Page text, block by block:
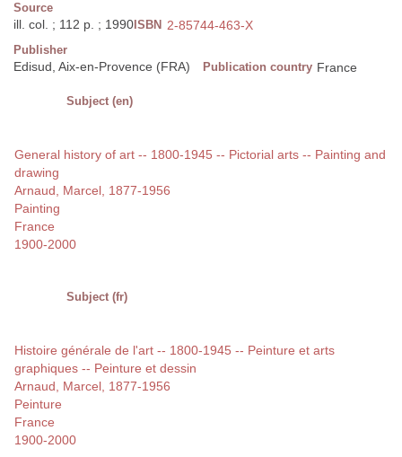
Source
ill. col. ; 112 p. ; 1990 ISBN 2-85744-463-X
Publisher
Edisud, Aix-en-Provence (FRA) Publication country France
Subject (en)
General history of art -- 1800-1945 -- Pictorial arts -- Painting and
drawing
Arnaud, Marcel, 1877-1956
Painting
France
1900-2000
Subject (fr)
Histoire générale de l'art -- 1800-1945 -- Peinture et arts
graphiques -- Peinture et dessin
Arnaud, Marcel, 1877-1956
Peinture
France
1900-2000